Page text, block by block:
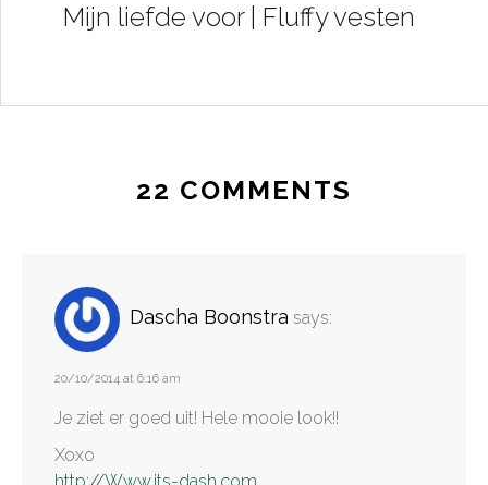
Mijn liefde voor | Fluffy vesten
22 COMMENTS
Dascha Boonstra says:
20/10/2014 at 6:16 am
Je ziet er goed uit! Hele mooie look!!
Xoxo